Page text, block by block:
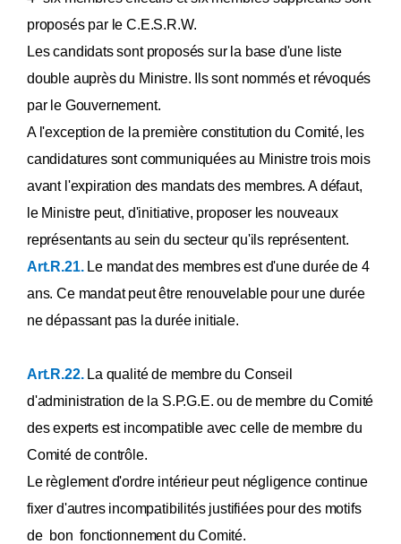
proposés par le C.E.S.R.W.
Les candidats sont proposés sur la base d'une liste
double auprès du Ministre. Ils sont nommés et révoqués
par le Gouvernement.
A l'exception de la première constitution du Comité, les
candidatures sont communiquées au Ministre trois mois
avant l'expiration des mandats des membres. A défaut,
le Ministre peut, d'initiative, proposer les nouveaux
représentants au sein du secteur qu'ils représentent.
Art.R.21. Le mandat des membres est d'une durée de 4
ans. Ce mandat peut être renouvelable pour une durée
ne dépassant pas la durée initiale.
Art.R.22. La qualité de membre du Conseil
d'administration de la S.P.G.E. ou de membre du Comité
des experts est incompatible avec celle de membre du
Comité de contrôle.
Le règlement d'ordre intérieur peut négligence continue
fixer d'autres incompatibilités justifiées pour des motifs
de bon fonctionnement du Comité.